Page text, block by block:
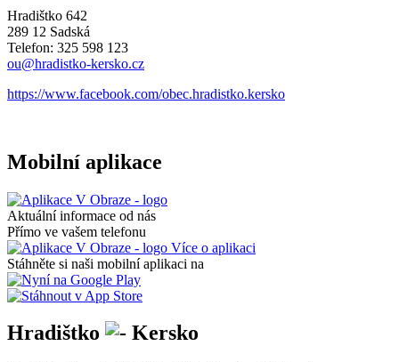
Hradištko 642
289 12 Sadská
Telefon: 325 598 123
ou@hradistko-kersko.cz
https://www.facebook.com/obec.hradistko.kersko
Mobilní aplikace
Aktuální informace od nás
Přímo ve vašem telefonu
Více o aplikaci
Stáhněte si naši mobilní aplikaci na
Hradištko Kersko